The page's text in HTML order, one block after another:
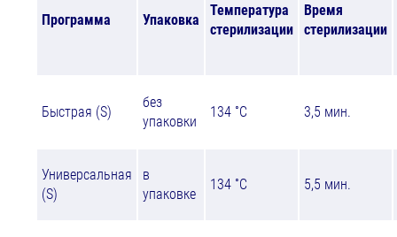
Программа Упаковка
Температура
стерилизации
Время
стерилизации
Быстрая (S)
без
упаковки
134 ˚C 3,5 мин.
Универсальная
(S)
в
упаковке
134 ˚C 5,5 мин.